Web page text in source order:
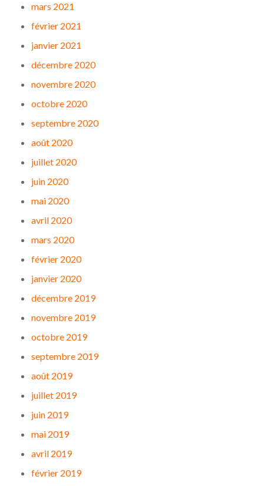
mars 2021
février 2021
janvier 2021
décembre 2020
novembre 2020
octobre 2020
septembre 2020
août 2020
juillet 2020
juin 2020
mai 2020
avril 2020
mars 2020
février 2020
janvier 2020
décembre 2019
novembre 2019
octobre 2019
septembre 2019
août 2019
juillet 2019
juin 2019
mai 2019
avril 2019
février 2019